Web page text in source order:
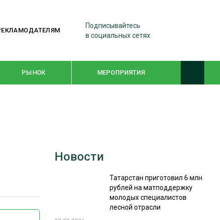
Подписывайтесь
в социальных сетях
РЫНОК МЕРОПРИЯТИЯ
WOODEX-2021
СУШКА ДРЕВЕСИНЫ
Новости
Татарстан приготовил 6 млн
рублей на матподдержку
молодых специалистов
лесной отрасли